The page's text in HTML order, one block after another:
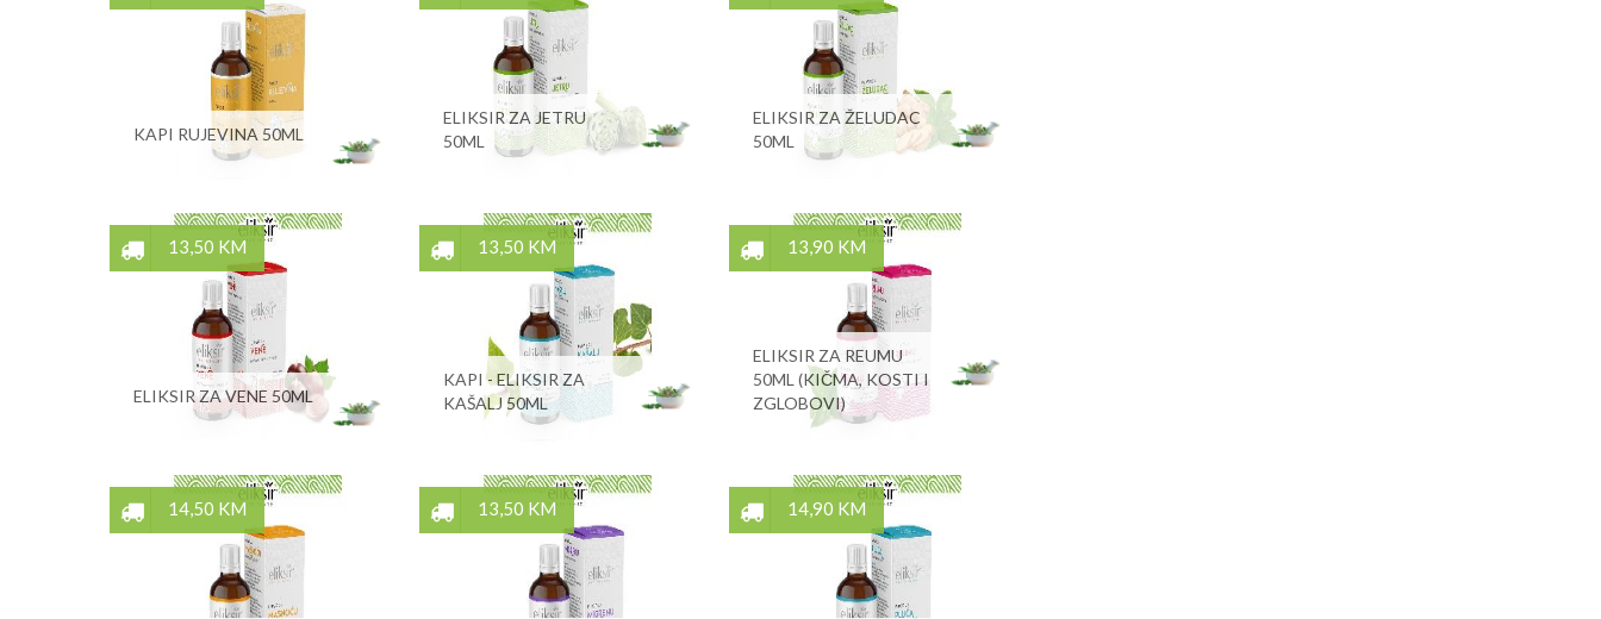
KAPI RUJEVINA 50ML
ELIKSIR ZA JETRU
50ML
ELIKSIR ZA ŽELUDAC
50ML
13,50 KM
ELIKSIR ZA VENE 50ML
13,50 KM
KAPI - ELIKSIR ZA
KAŠALJ 50ML
13,90 KM
ELIKSIR ZA REUMU
50ML (KIČMA, KOSTI I
ZGLOBOVI)
14,50 KM 13,50 KM 14,90 KM